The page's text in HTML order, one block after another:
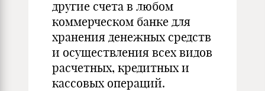
другие счета в любом
коммерческом банке для
хранения денежных средств
и осуществления всех видов
расчетных, кредитных и
кассовых операций.